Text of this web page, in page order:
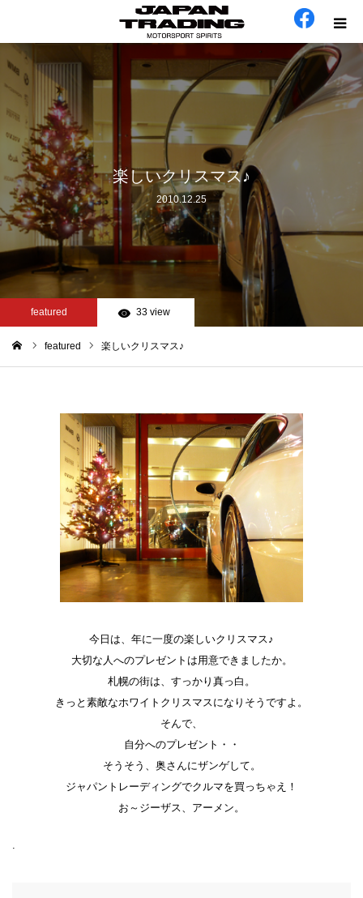
楽しいクリスマス♪
2010.12.25
featured 33 view
featured 楽しいクリスマス♪
今日は、年に一度の楽しいクリスマス♪
大切な人へのプレゼントは用意できましたか。
札幌の街は、すっかり真っ白。
きっと素敵なホワイトクリスマスになりそうですよ。
そんで、
自分へのプレゼント・・
そうそう、奥さんにザンゲして。
ジャパントレーディングでクルマを買っちゃえ！
お～ジーザス、アーメン。
.
在庫車
会社概要
カテゴリー
お問い合わせ